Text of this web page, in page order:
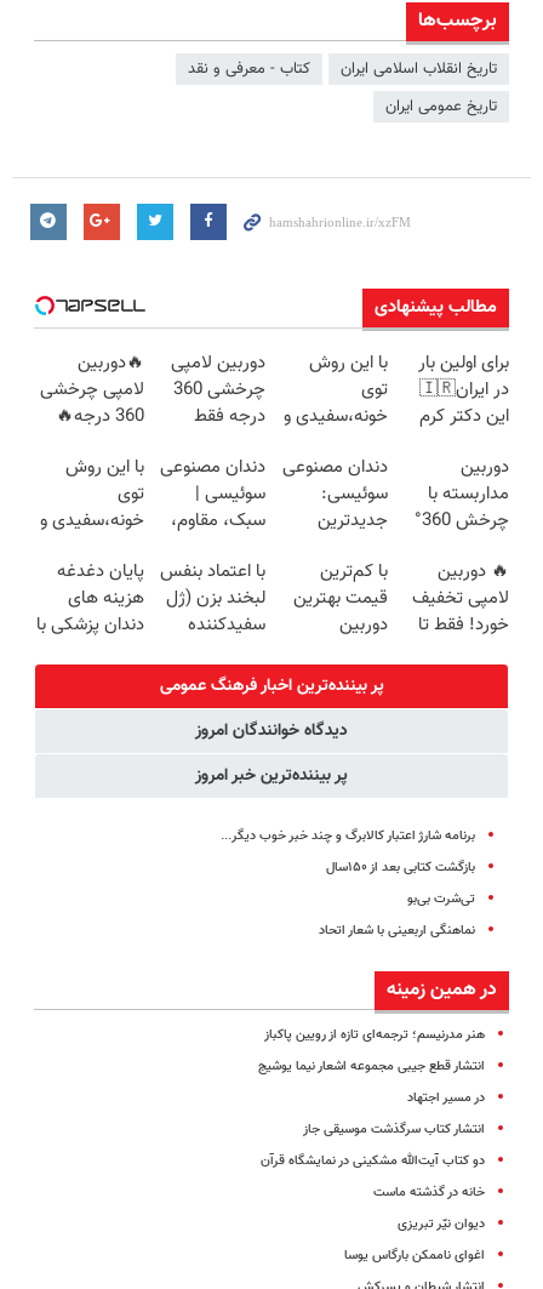
برچسب‌ها
تاریخ انقلاب اسلامی ایران
کتاب - معرفی و نقد
تاریخ عمومی ایران
مطالب پیشنهادی
برای اولین بار
در ایران🇮🇷
این دکتر کرم
روزه ساخت!
با این روش
توی
خونه،سفیدی و
برگردون
(40%off)
دوربین لامپی
چرخشی 360
درجه فقط
🔥 پرداخت
درب منزل
🔥دوربین
لامپی چرخشی
360 درجه🔥
حرکتی
دوربین
مداربسته با
چرخش 360°
(ضمانت
تعویض +
پرداخت درب
دندان مصنوعی
سوئیسی:
جدیدترین
سبک و مقاوم |
پرداخت قسطی
دندان مصنوعی
سوئیسی |
سبک، مقاوم،
رایگان+پرداخت
اقساطی😍
با این روش
توی
خونه،سفیدی و
برگردون(40%off)
🔥 دوربین
لامپی تخفیف
خورد! فقط تا
با کم‌ترین
قیمت بهترین
دوربین
بخر❗❗❗
با اعتماد بنفس
لبخند بزن (ژل
سفیدکننده
پایان دغدغه
هزینه های
دندان پزشکی با
پر بیننده‌ترین اخبار فرهنگ عمومی
دیدگاه خوانندگان امروز
پر بیننده‌ترین خبر امروز
برنامه شارژ اعتبار کالابرگ و چند خبر خوب دیگر...
بازگشت کتابی بعد از ۱۵۰سال
تی‌شرت بی‌بو
نماهنگی اربعینی با شعار اتحاد
در همین زمینه
هنر مدرنیسم؛ ترجمه‌ای تازه از رویین پاکباز
انتشار قطع جیبی مجموعه اشعار نیما یوشیج
در مسیر اجتهاد
انتشار کتاب سرگذشت موسیقی جاز
دو کتاب آیت‌الله مشکینی در نمایشگاه قرآن
خانه در گذشته ماست
دیوان نیّر تبریزی
اغوای ناممکن بارگاس یوسا